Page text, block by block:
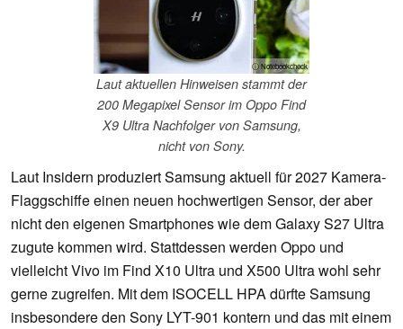
ⓘ Notebookcheck
Laut aktuellen Hinweisen stammt der
200 Megapixel Sensor im Oppo Find
X9 Ultra Nachfolger von Samsung,
nicht von Sony.
Laut Insidern produziert Samsung aktuell für 2027 Kamera-
Flaggschiffe einen neuen hochwertigen Sensor, der aber
nicht den eigenen Smartphones wie dem Galaxy S27 Ultra
zugute kommen wird. Stattdessen werden Oppo und
vielleicht Vivo im Find X10 Ultra und X500 Ultra wohl sehr
gerne zugreifen. Mit dem ISOCELL HPA dürfte Samsung
insbesondere den Sony LYT-901 kontern und das mit einem